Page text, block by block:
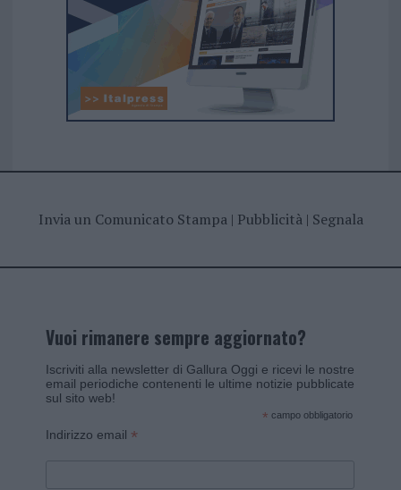
Invia un Comunicato Stampa| Pubblicità| Segnala
Vuoi rimanere sempre aggiornato?
Iscriviti alla newsletter di Gallura Oggi e ricevi le nostre
email periodiche contenenti le ultime notizie pubblicate
sul sito web!
* campo obbligatorio
Indirizzo email *